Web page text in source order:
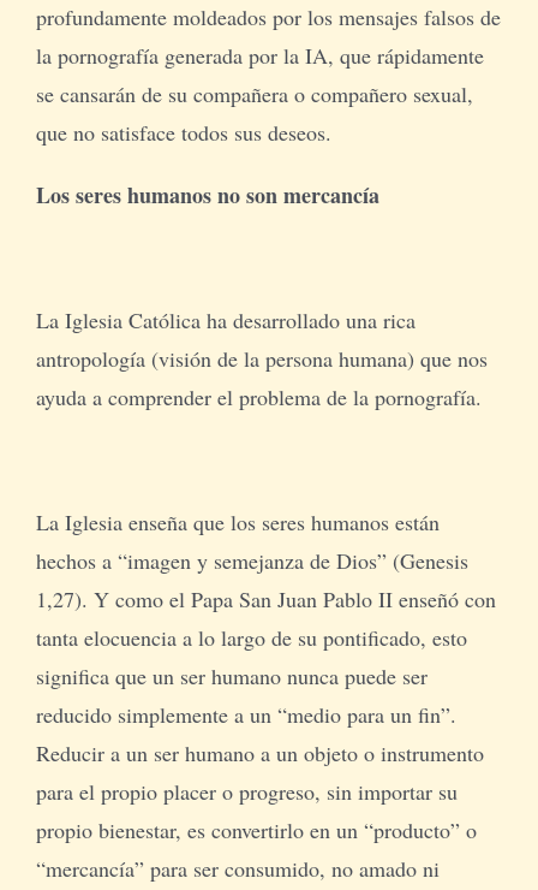
profundamente moldeados por los mensajes falsos de
la pornografía generada por la IA, que rápidamente
se cansarán de su compañera o compañero sexual,
que no satisface todos sus deseos.
Los seres humanos no son mercancía
La Iglesia Católica ha desarrollado una rica
antropología (visión de la persona humana) que nos
ayuda a comprender el problema de la pornografía.
La Iglesia enseña que los seres humanos están
hechos a “imagen y semejanza de Dios” (Genesis
1,27). Y como el Papa San Juan Pablo II enseñó con
tanta elocuencia a lo largo de su pontificado, esto
significa que un ser humano nunca puede ser
reducido simplemente a un “medio para un fin”.
Reducir a un ser humano a un objeto o instrumento
para el propio placer o progreso, sin importar su
propio bienestar, es convertirlo en un “producto” o
“mercancía” para ser consumido, no amado ni